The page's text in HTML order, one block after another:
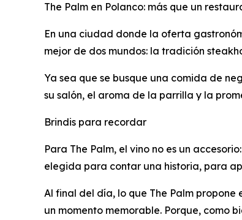
The Palm en Polanco: más que un
En una ciudad donde la oferta
mejor de dos mundos: la tradición
Ya sea que se busque una comida de
su salón, el aroma de la parrilla y la
Brindis para recordar
Para The Palm, el vino no es un
elegida para contar una historia, para
Al final del día, lo que The Palm
un momento memorable. Porque, como